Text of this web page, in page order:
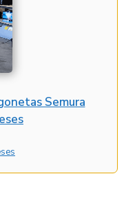
Semura